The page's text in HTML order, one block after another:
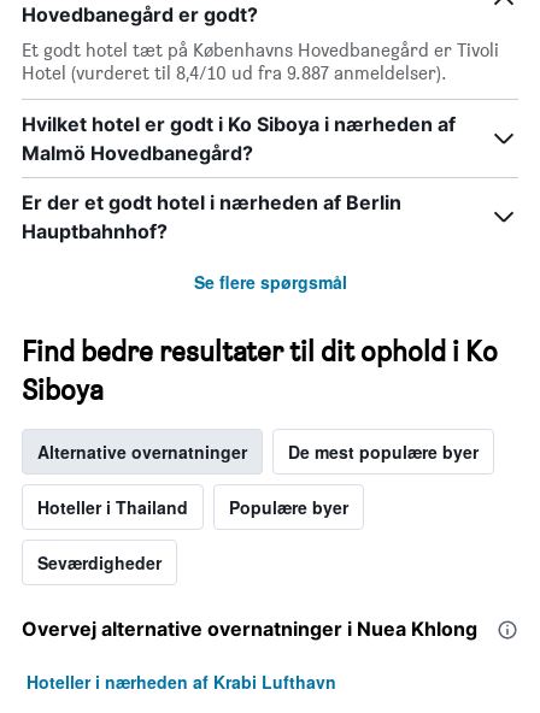
Hovedbanegård er godt?
Et godt hotel tæt på Københavns Hovedbanegård er Tivoli
Hotel (vurderet til 8,4/10 ud fra 9.887 anmeldelser).
Hvilket hotel er godt i Ko Siboya i nærheden af
Malmö Hovedbanegård?
Er der et godt hotel i nærheden af Berlin
Hauptbahnhof?
Se flere spørgsmål
Find bedre resultater til dit ophold i Ko
Siboya
Alternative overnatninger De mest populære byer
Hoteller i Thailand Populære byer
Seværdigheder
Overvej alternative overnatninger i Nuea Khlong
Hoteller i nærheden af Krabi Lufthavn